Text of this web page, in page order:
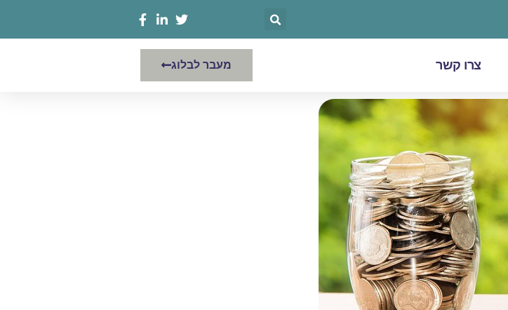
צרו קשר מעבר לבלוג